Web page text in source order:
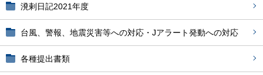
溌剌日記2021年度
台風、警報、地震災害等への対応・Jアラート発動への対応
各種提出書類